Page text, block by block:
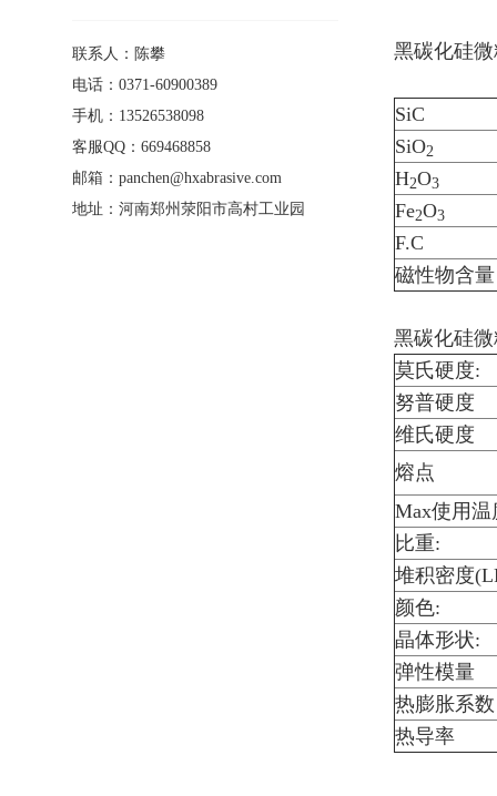
联系人：陈攀
电话：0371-60900389
手机：13526538098
客服QQ：669468858
邮箱：panchen@hxabrasive.com
地址：河南郑州荥阳市高村工业园
黑碳化硅微
SiC
SiO2
H2O3
Fe2O3
F.C
磁性物含量
黑碳化硅微
莫氏硬度:
努普硬度
维氏硬度
熔点
Max使用温
比重:
堆积密度
颜色:
晶体形状:
弹性模量
热膨胀系数
热导率